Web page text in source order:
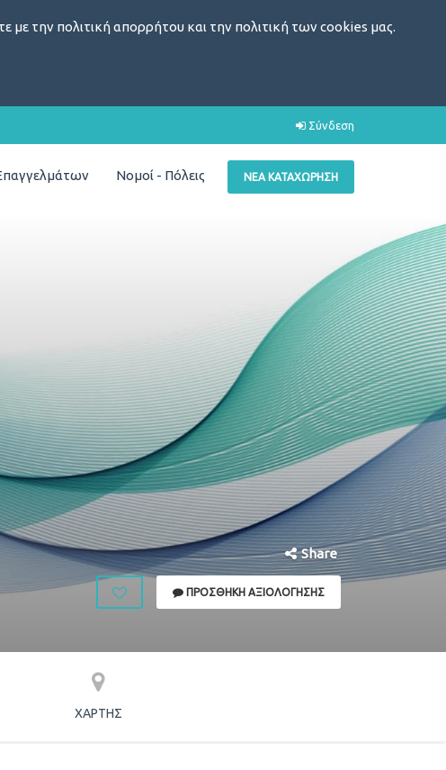
με την πολιτική απορρήτου και την πολιτική των cookies μας.
Σύνδεση
ΝΈΑ ΚΑΤΑΧΏΡΗΣΗ
Νομοί - Πόλεις
Share
ΠΡΟΣΘΉΚΗ ΑΞΙΟΛΌΓΗΣΗΣ
ΧΆΡΤΗΣ